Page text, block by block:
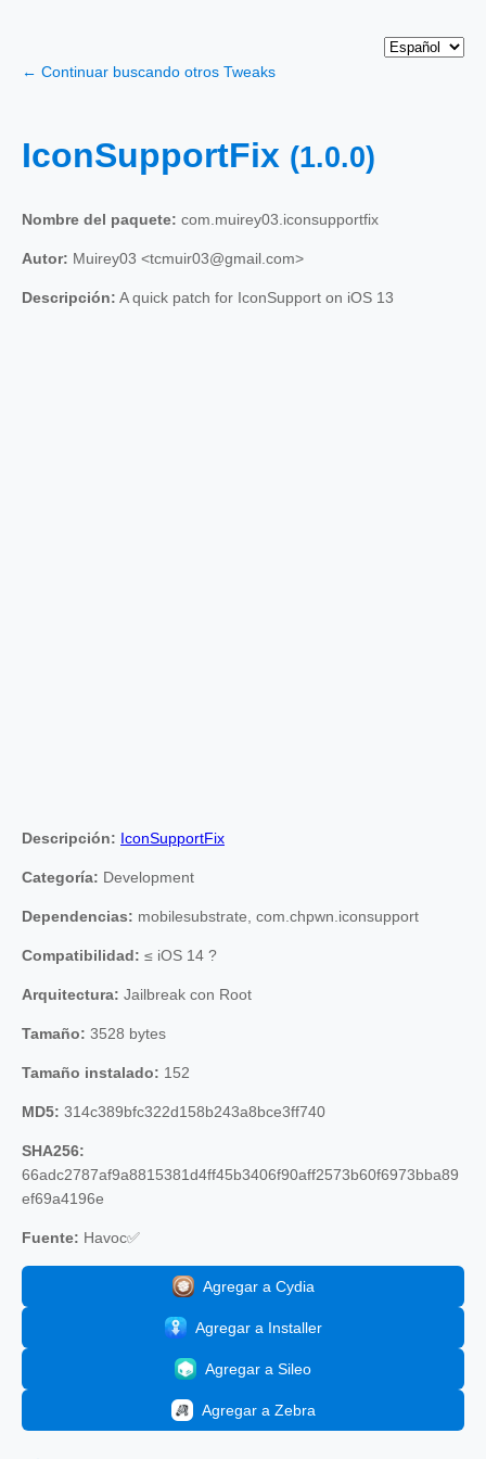
← Continuar buscando otros Tweaks
IconSupportFix (1.0.0)
Nombre del paquete: com.muirey03.iconsupportfix
Autor: Muirey03 <tcmuir03@gmail.com>
Descripción: A quick patch for IconSupport on iOS 13
Descripción: IconSupportFix
Categoría: Development
Dependencias: mobilesubstrate, com.chpwn.iconsupport
Compatibilidad: ≤ iOS 14 ?
Arquitectura: Jailbreak con Root
Tamaño: 3528 bytes
Tamaño instalado: 152
MD5: 314c389bfc322d158b243a8bce3ff740
SHA256:
66adc2787af9a8815381d4ff45b3406f90aff2573b60f6973bba89
ef69a4196e
Fuente: Havoc✅
Agregar a Cydia
Agregar a Installer
Agregar a Sileo
Agregar a Zebra